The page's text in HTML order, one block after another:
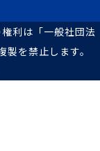
利は「一般社団法
を禁止します。